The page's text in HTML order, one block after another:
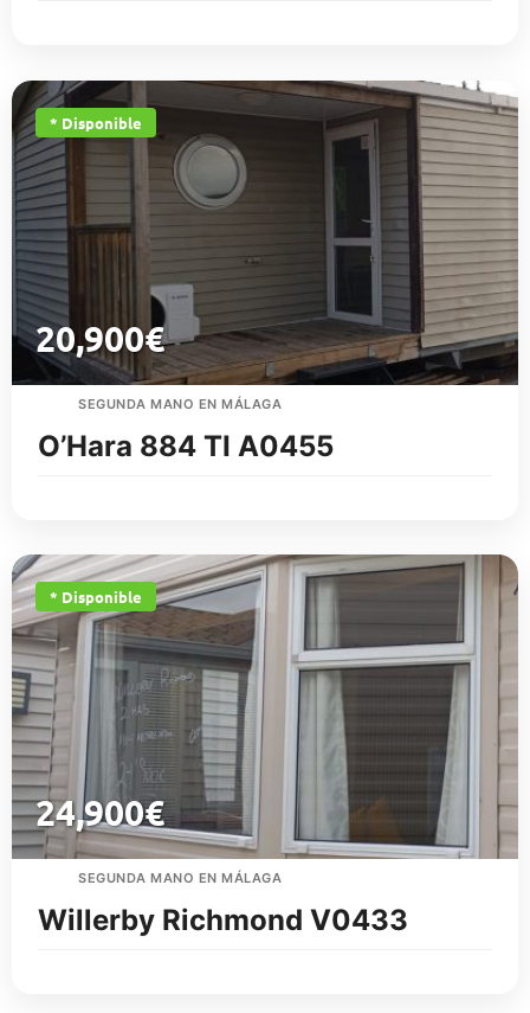
* Disponible
20,900€
SEGUNDA MANO EN MÁLAGA
O’Hara 884 TI A0455
* Disponible
24,900€
SEGUNDA MANO EN MÁLAGA
Willerby Richmond V0433